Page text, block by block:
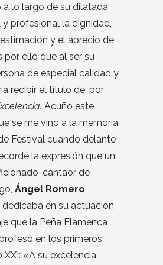
a lo largo de su dilatada
profesional la dignidad,
y el aprecio de
por ello que al ser su
de especial calidad y
recibir el título de, por
Acuño este
se me vino a la memoria
Festival cuando delante
la expresión que un
cantaor de
Ángel Romero
dedicaba en su actuación
que la Peña Flamenca
en los primeros
XXI: «A su excelencia